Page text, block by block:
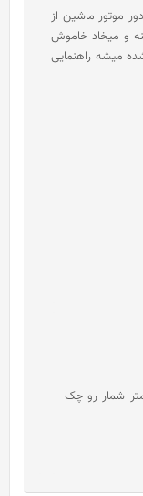
موتور ماشین از
و میخاد خاموش
میشه راهنمایی
شمار رو چک